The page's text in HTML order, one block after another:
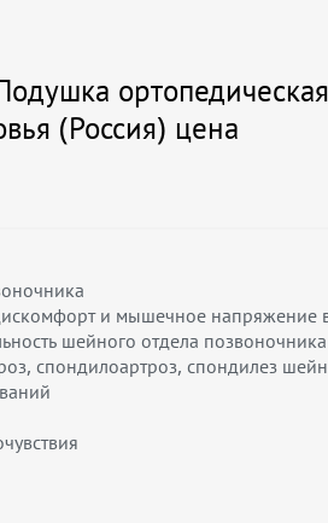
(Россия) цена
и мышечное напряжение
шейного отдела позвоночника
спондилоартроз, спондилез